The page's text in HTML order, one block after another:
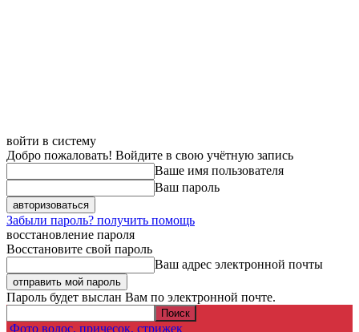
войти в систему
Добро пожаловать! Войдите в свою учётную запись
Ваше имя пользователя
Ваш пароль
Забыли пароль? получить помощь
восстановление пароля
Восстановите свой пароль
Ваш адрес электронной почты
Пароль будет выслан Вам по электронной почте.
Фото волос, причесок, стрижек